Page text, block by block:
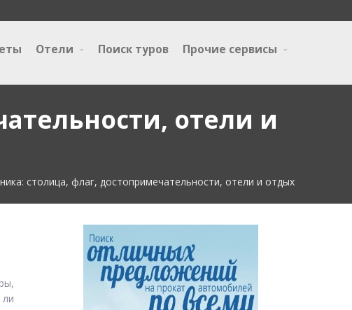
Отели Поиск туров Прочие сервисы
отели и
столица, флаг, достопримечательности, отели и отдых